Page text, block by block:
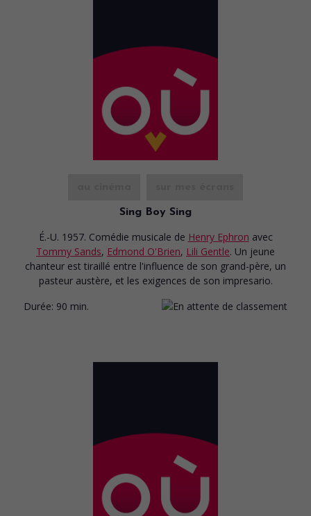
Sing Boy Sing
É.-U. 1957. Comédie musicale de Henry Ephron avec
Tommy Sands, Edmond O'Brien, Lili Gentle. Un jeune
chanteur est tiraillé entre l'influence de son grand-père, un
pasteur austère, et les exigences de son impresario.
Durée: 90 min.